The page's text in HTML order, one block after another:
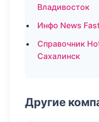
Владивосток
Инфо News
Справочник
Сахалинск
Другие